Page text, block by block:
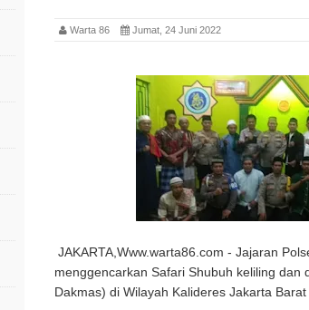
Warta 86 Jumat, 24 Juni 2022
JAKARTA,Www.warta86.com - Jajaran
menggencarkan Safari Shubuh keliling dan
Dakmas) di Wilayah Kalideres Jakarta Barat